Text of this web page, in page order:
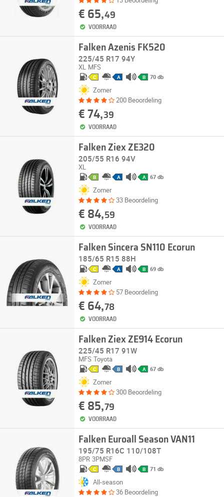
€ 65,49
VOORRAAD
Falken Azenis FK520
225/45 R17 94Y
XL MFS
C A B 70 db
Zomer
200 Beoordeling
€ 74,39
VOORRAAD
Falken Ziex ZE320
205/55 R16 94V
XL
B A A 67 db
Zomer
33 Beoordeling
€ 84,59
VOORRAAD
Falken Sincera SN110 Ecorun
185/65 R15 88H
C A B 69 db
Zomer
57 Beoordeling
€ 64,78
VOORRAAD
Falken Ziex ZE914 Ecorun
225/45 R17 91W
MFS Toyota
C B A 67 db
Zomer
300 Beoordeling
€ 85,79
VOORRAAD
Falken Euroall Season VAN11
195/75 R16C 110/108T
8PR 3PMSF
C B B 71 db
All-season
36 Beoordeling